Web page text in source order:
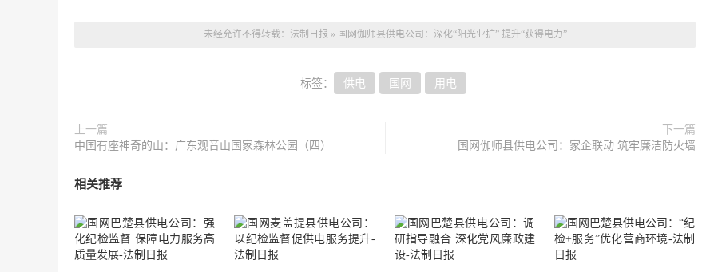
未经允许不得转载： 法制日报 » 国网伽师县供电公司：深化“阳光业扩” 提升“获得电力”
标签： 供电 国网 用电
上一篇
中国有座神奇的山：广东观音山国家森林公园（四）
下一篇
国网伽师县供电公司：家企联动 筑牢廉洁防火墙
相关推荐